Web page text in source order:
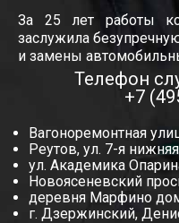
За 25 лет работы
заслужила
и замены
Телефон
+7
Вагоноремонтная
Реутов, ул. 7-я
ул. Академика
Новоясеневский
деревня Марфино
г. Дзержинский,